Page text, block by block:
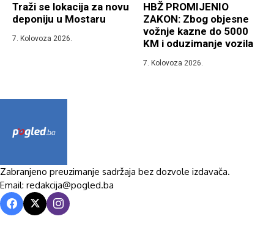
Traži se lokacija za novu
deponiju u Mostaru
7. Kolovoza 2026.
HBŽ PROMIJENIO
ZAKON: Zbog objesne
vožnje kazne do 5000
KM i oduzimanje vozila
7. Kolovoza 2026.
Zabranjeno preuzimanje sadržaja bez dozvole izdavača.
Email: redakcija@pogled.ba